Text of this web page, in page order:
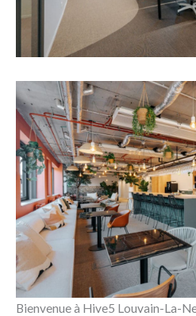
Bienvenue à Hive5 Louvain-La-